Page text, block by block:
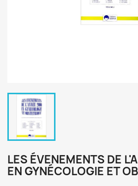
LES ÉVENEMENTS DE
EN GYNÉCOLOGIE ET